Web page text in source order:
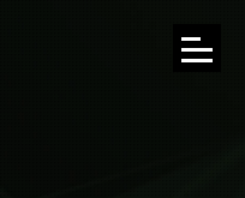
APRI